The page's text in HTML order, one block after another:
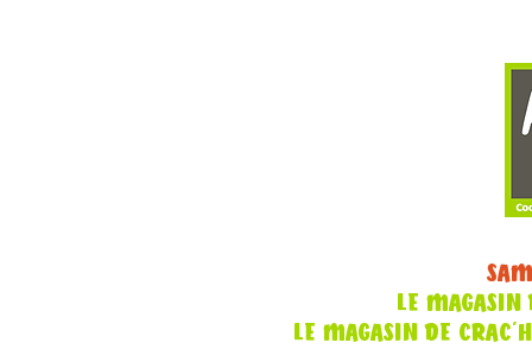
LE MAGASIN
LE MAGASIN DE